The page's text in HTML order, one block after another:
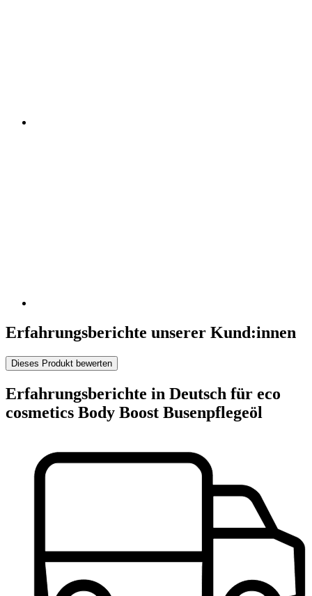
Erfahrungsberichte unserer Kund:innen
Dieses Produkt bewerten
Erfahrungsberichte in Deutsch für eco
cosmetics Body Boost Busenpflegeöl